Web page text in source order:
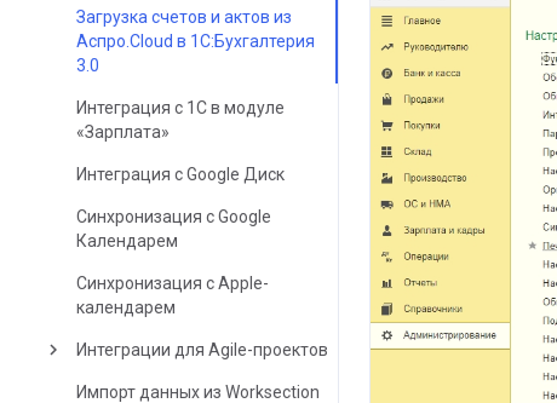
Загрузка счетов и актов из
Аспро.Cloud в 1С:Бухгалтерия
3.0
Интеграция с 1С в модуле
«Зарплата»
Интеграция с Google Диск
Синхронизация с Google
Календарем
Синхронизация с Apple-
календарем
keyboard_arrow_right Интеграции для Agile-проектов
Импорт данных из Worksection